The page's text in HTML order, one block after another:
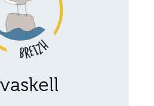
le breton est la langue
ou de l’école, tout
dans tous les
avec un
de compétences
yezh » accompagne les
long de ce parcours.